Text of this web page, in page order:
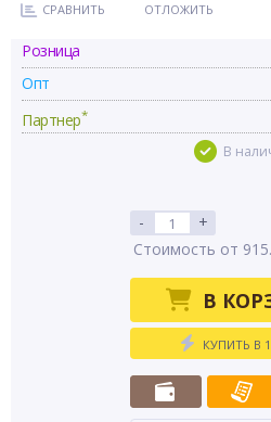
СРАВНИТЬ ОТЛОЖИТЬ
Розница
Опт
Партнер*
В
-
+
Стоимость от
В
КУПИТЬ В